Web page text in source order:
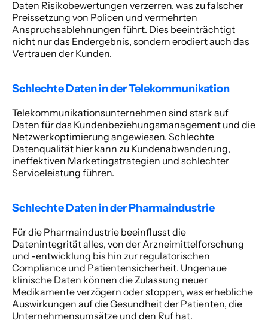
Daten Risikobewertungen verzerren, was zu falscher
Preissetzung von Policen und vermehrten
Anspruchsablehnungen führt. Dies beeinträchtigt
nicht nur das Endergebnis, sondern erodiert auch das
Vertrauen der Kunden.
Schlechte Daten in der Telekommunikation
Telekommunikationsunternehmen sind stark auf
Daten für das Kundenbeziehungsmanagement und die
Netzwerkoptimierung angewiesen. Schlechte
Datenqualität hier kann zu Kundenabwanderung,
ineffektiven Marketingstrategien und schlechter
Serviceleistung führen.
Schlechte Daten in der Pharmaindustrie
Für die Pharmaindustrie beeinflusst die
Datenintegrität alles, von der Arzneimittelforschung
und -entwicklung bis hin zur regulatorischen
Compliance und Patientensicherheit. Ungenaue
klinische Daten können die Zulassung neuer
Medikamente verzögern oder stoppen, was erhebliche
Auswirkungen auf die Gesundheit der Patienten, die
Unternehmensumsätze und den Ruf hat.